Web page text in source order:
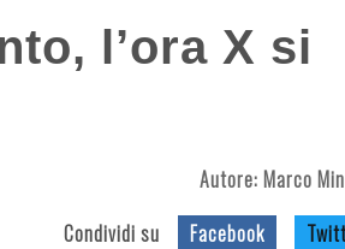
l’ora X si
Autore: Marco
Condividi su
Facebook